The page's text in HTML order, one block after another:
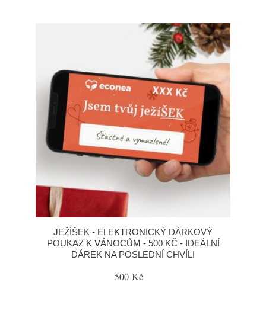
JEŽÍŠEK - ELEKTRONICKÝ DÁRKOVÝ
POUKAZ K VÁNOCŮM - 500 KČ - IDEÁLNÍ
DÁREK NA POSLEDNÍ CHVÍLI
500 Kč